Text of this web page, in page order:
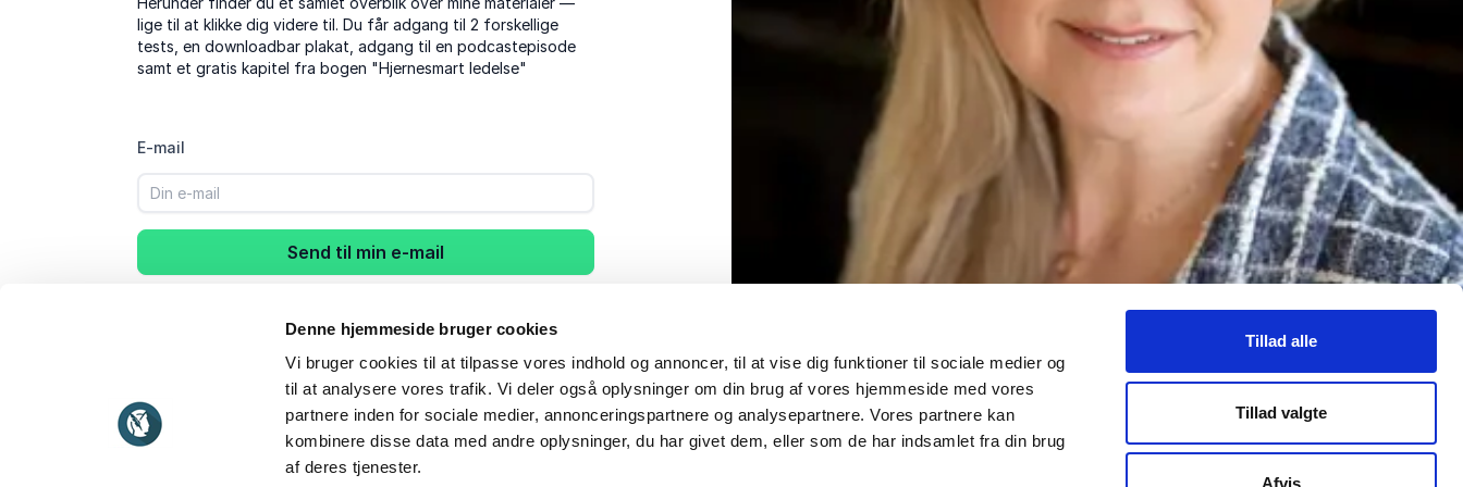
Denne hjemmeside bruger cookies
Vi bruger cookies til at tilpasse vores indhold og annoncer, til at vise dig funktioner til sociale medier og
til at analysere vores trafik. Vi deler også oplysninger om din brug af vores hjemmeside med vores
partnere inden for sociale medier, annonceringspartnere og analysepartnere. Vores partnere kan
kombinere disse data med andre oplysninger, du har givet dem, eller som de har indsamlet fra din brug
af deres tjenester.
Tillad alle
Tillad valgte
Afvis
lige til at klikke dig videre til. Du får adgang til 2 forskellige
tests, en downloadbar plakat, adgang til en podcastepisode
samt et gratis kapitel fra bogen "Hjernesmart ledelse"
E-mail
Send til min e-mail
foredragsholder. Du kan til enhver tid tilbagekalde dit samtykke. Læs mere i